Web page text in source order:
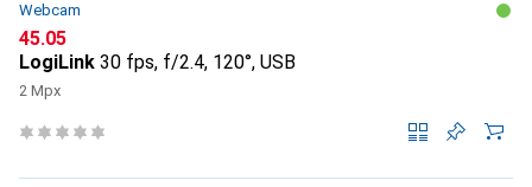
Webcam
CHF
45.05
LogiLink 30 fps, f/2.4, 120°, USB
2 Mpx